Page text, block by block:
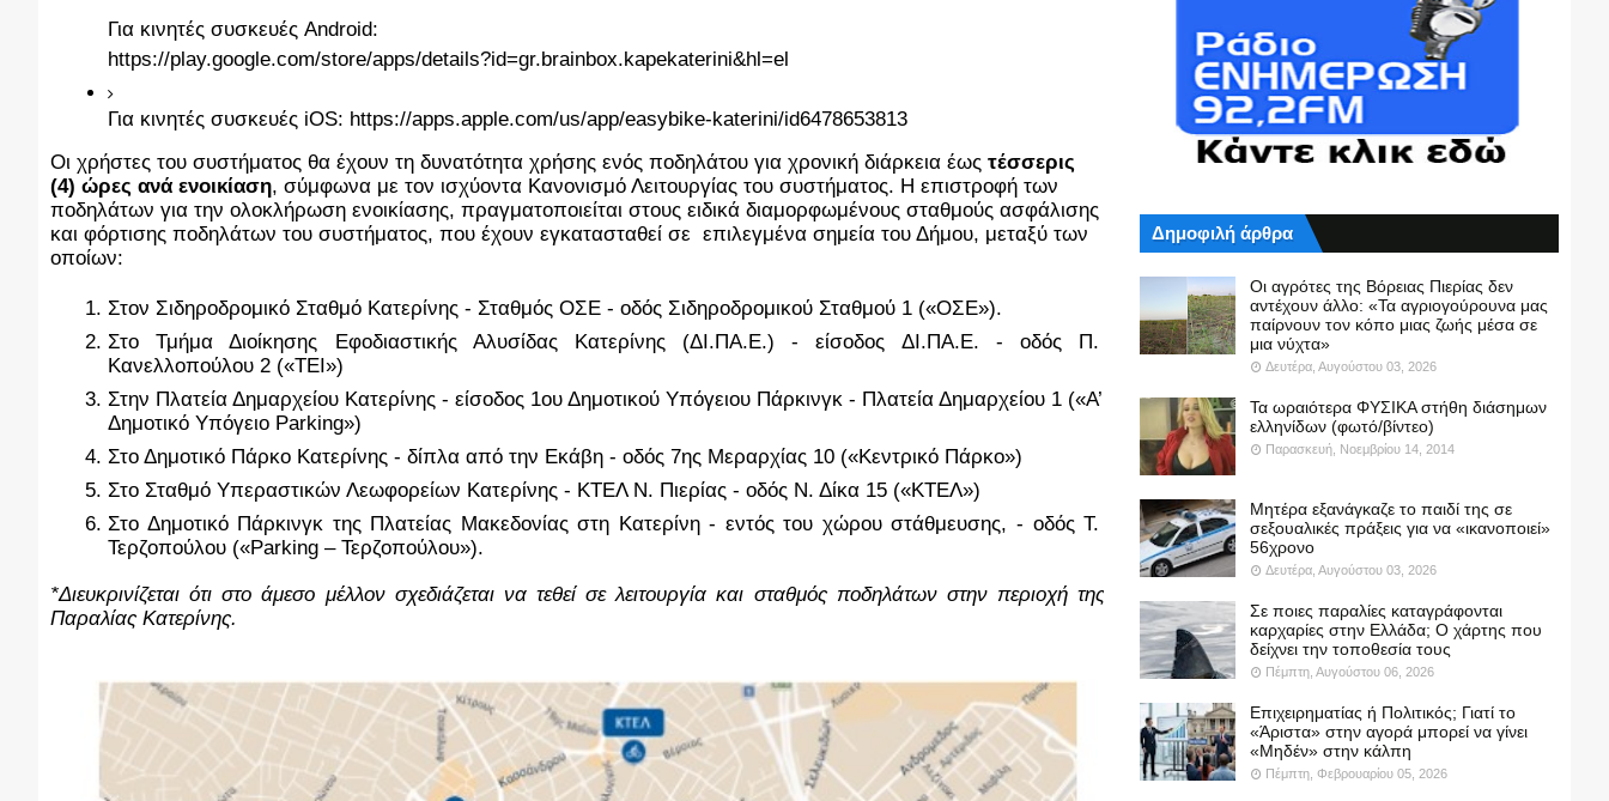
Για κινητές συσκευές Android:
https://play.google.com/store/apps/details?id=gr.brainbox.kapekaterini&hl=el
Για κινητές συσκευές iOS: https://apps.apple.com/us/app/easybike-katerini/id6478653813
Οι χρήστες του συστήματος θα έχουν τη δυνατότητα χρήσης ενός ποδηλάτου για χρονική διάρκεια έως τέσσερις
(4) ώρες ανά ενοικίαση, σύμφωνα με τον ισχύοντα Κανονισμό Λειτουργίας του συστήματος. Η επιστροφή των
ποδηλάτων για την ολοκλήρωση ενοικίασης, πραγματοποιείται στους ειδικά διαμορφωμένους σταθμούς ασφάλισης
και φόρτισης ποδηλάτων του συστήματος, που έχουν εγκατασταθεί σε  επιλεγμένα σημεία του Δήμου, μεταξύ των
οποίων:
Στον Σιδηροδρομικό Σταθμό Κατερίνης - Σταθμός ΟΣΕ - οδός Σιδηροδρομικού Σταθμού 1 («ΟΣΕ»).
Στο Τμήμα Διοίκησης Εφοδιαστικής Αλυσίδας Κατερίνης (ΔΙ.ΠΑ.Ε.) - είσοδος ΔΙ.ΠΑ.Ε. - οδός Π.
Κανελλοπούλου 2 («ΤΕΙ»)
Στην Πλατεία Δημαρχείου Κατερίνης - είσοδος 1ου Δημοτικού Υπόγειου Πάρκινγκ - Πλατεία Δημαρχείου 1 («Α’
Δημοτικό Υπόγειο Parking»)
Στο Δημοτικό Πάρκο Κατερίνης - δίπλα από την Εκάβη - οδός 7ης Μεραρχίας 10 («Κεντρικό Πάρκο»)
Στο Σταθμό Υπεραστικών Λεωφορείων Κατερίνης - ΚΤΕΛ Ν. Πιερίας - οδός Ν. Δίκα 15 («ΚΤΕΛ»)
Στο Δημοτικό Πάρκινγκ της Πλατείας Μακεδονίας στη Κατερίνη - εντός του χώρου στάθμευσης, - οδός Τ.
Τερζοπούλου («Parking – Τερζοπούλου»).
*Διευκρινίζεται ότι στο άμεσο μέλλον σχεδιάζεται να τεθεί σε λειτουργία και σταθμός ποδηλάτων στην περιοχή της
Παραλίας Κατερίνης.
Δημοφιλή άρθρα
Οι αγρότες της Βόρειας Πιερίας δεν
αντέχουν άλλο: «Τα αγριογούρουνα μας
παίρνουν τον κόπο μιας ζωής μέσα σε
μια νύχτα»
Δευτέρα, Αυγούστου 03, 2026
Τα ωραιότερα ΦΥΣΙΚΑ στήθη διάσημων
ελληνίδων (φωτό/βίντεο)
Παρασκευή, Νοεμβρίου 14, 2014
Μητέρα εξανάγκαζε το παιδί της σε
σεξουαλικές πράξεις για να «ικανοποιεί»
56χρονο
Δευτέρα, Αυγούστου 03, 2026
Σε ποιες παραλίες καταγράφονται
καρχαρίες στην Ελλάδα; Ο χάρτης που
δείχνει την τοποθεσία τους
Πέμπτη, Αυγούστου 06, 2026
Επιχειρηματίας ή Πολιτικός; Γιατί το
«Άριστα» στην αγορά μπορεί να γίνει
«Μηδέν» στην κάλπη
Πέμπτη, Φεβρουαρίου 05, 2026